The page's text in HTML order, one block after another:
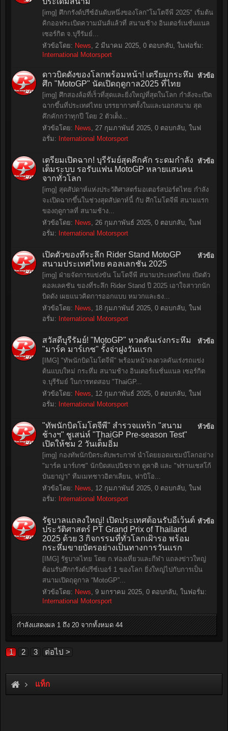
[img] ศึกกรังด์ปรีซ์อันดับหนึ่งของโลก"โมโตจีพี 2025" เริ่มต้น
คิกออฟระเบิดความมันส์แล้วที่ สนามช้าง อินเตอร์เนชั่นแนล
เซอร์กิต จ.บุรีรัมย์...
หัวข้อโดย: News, 2 มีนาคม 2025, 0 ตอบกลับ, ในฟอรั่ม:
International Motorsport
หัวข้อ
ดาวบิดดังของโลกพร้อมหน้า! เตรียมกระหึ่ม
ศึก "MotoGP" นัดเปิดฤดูกาล2025 ที่ไทย
[img] ศึกสองล้อที่เร็วที่สุดและยิ่งใหญ่ที่สุดในโลก กำลังจะเปิด
ฉากขึ้นที่ประเทศไทย บรรยากาศทั้งในและนอกสนาม สุด
คึกคักกว่าทุกปี โดย 2 ตัวเต็ง...
หัวข้อโดย: News, 27 กุมภาพันธ์ 2025, 0 ตอบกลับ, ในฟ
อรั่ม: International Motorsport
หัวข้อ
เตรียมเปิดฉาก! บุรีรัมย์สุดคึกคัก ระดมกำลัง
เต็มระบบ รอรับแฟน MotoGP หลายแสนคน
จากทั่วโลก
[img] สุดสัปดาห์แห่งประวัติศาสตร์มอเตอร์สปอร์ตไทย กำลัง
จะเปิดฉากขึ้นในช่วงสุดสัปดาห์นี้ กับ ศึกโมโตจีพี สนามแรก
ของฤดูกาลที่ สนามช้าง...
หัวข้อโดย: News, 26 กุมภาพันธ์ 2025, 0 ตอบกลับ, ในฟ
อรั่ม: International Motorsport
หัวข้อ
เปิดตัวของที่ระลึก Rider Stand MotoGP
สนามประเทศไทย คอลเลกชัน 2025
[img] ฝ่ายจัดการแข่งขัน โมโตจีพี สนามประเทศไทย เปิดตัว
คอลเลคชัน ของที่ระลึก Rider Stand ปี 2025 เอาใจสาวกนัก
บิดดัง เผยแนวคิดการออกแบบ หมวกและธง...
หัวข้อโดย: News, 18 กุมภาพันธ์ 2025, 0 ตอบกลับ, ในฟ
อรั่ม: International Motorsport
หัวข้อ
สวัสดีบุรีรัมย์! "MotoGP" หวดคันเร่งกระหึ่ม
"มาร์ค มาร์เกซ" รั้งจ่าฝูงวันแรก
[IMG] "ทัพนักบิดโมโตจีพี" พร้อมหน้าลงดวลคันเร่งรถแข่ง
ต้นแบบใหม่ กระหึ่ม สนามช้าง อินเตอร์เนชั่นแนล เซอร์กิต
จ.บุรีรัมย์ ในการทดสอบ "ThaiGP...
หัวข้อโดย: News, 12 กุมภาพันธ์ 2025, 0 ตอบกลับ, ในฟ
อรั่ม: International Motorsport
หัวข้อ
"ทัพนักบิดโมโตจีพี" สำรวจแทร็ก "สนาม
ช้างฯ" ชูเสน่ห์ "ThaiGP Pre-season Test"
เปิดให้ชม 2 วันเต็มอิ่ม
[img] กองทัพนักบิดระดับพระกาฬ นำโดยยอดแชมป์โลกอย่าง
"มาร์ค มาร์เกซ" นักบิดสแปนิชจาก ดูคาติ และ "ฟรานเชสโก้
บันยาญ่า" ทีมเมทชาวอิตาเลียน, ฟาบิโอ...
หัวข้อโดย: News, 12 กุมภาพันธ์ 2025, 0 ตอบกลับ, ในฟ
อรั่ม: International Motorsport
หัวข้อ
รัฐบาลแถลงใหญ่! เปิดประเทศต้อนรับอีเว้นต์
ประวัติศาสตร์ PT Grand Prix of Thailand
2025 ด้วย 3 กิจกรรมที่ทั่วโลกเฝ้ารอ พร้อม
กระหึ่มขายบัตรอย่างเป็นทางการวันแรก
[IMG] รัฐบาลไทย โดย ก.ท่องเที่ยวและกีฬา แถลงข่าวใหญ่
ต้อนรับศึกกรังด์ปรีซ์เบอร์ 1 ของโลก ยิ่งใหญ่ไปกับการเป็น
สนามเปิดฤดูกาล “MotoGP”...
หัวข้อโดย: News, 9 มกราคม 2025, 0 ตอบกลับ, ในฟอรั่ม:
International Motorsport
กำลังแสดงผล 1 ถึง 20 จากทั้งหมด 44
1 2 3 ต่อไป >
แท็ก